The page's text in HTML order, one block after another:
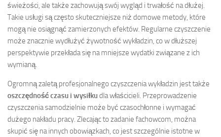
świeżości, ale także zachowują swój wygląd i trwałość na dłużej.
Takie usługi są często skuteczniejsze niż domowe metody, które
mogą nie osiągnąć zamierzonych efektów. Regularne czyszczenie
może znacznie wydłużyć żywotność wykładzin, co w dłuższej
perspektywie przekłada się na mniejsze wydatki związane z ich
wymianą.
Ogromną zaletą profesjonalnego czyszczenia wykładzin jest także
oszczędność czasu i wysiłkudla właścicieli. Przeprowadzenie
czyszczenia samodzielnie może być czasochłonne i wymagać
dużego nakładu pracy. Zlecając to zadanie fachowcom, można
skupić się na innych obowiązkach, co jest szczególnie istotne w